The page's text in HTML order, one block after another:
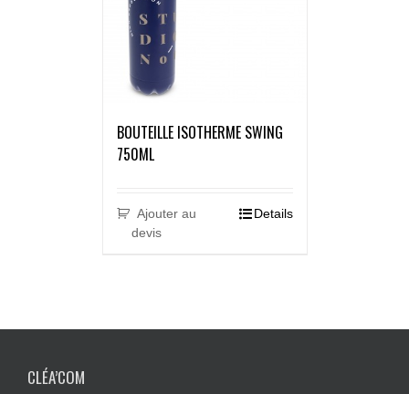
BOUTEILLE ISOTHERME SWING
750ML
Ajouter au
devis
Details
CLÉA’COM